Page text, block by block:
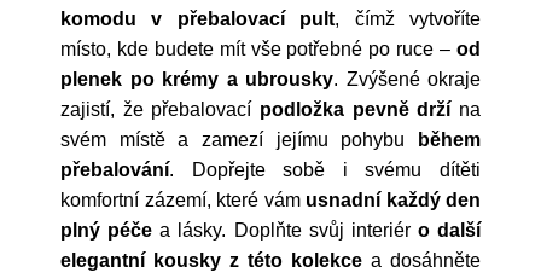
komodu v přebalovací pult, čímž vytvoříte
místo, kde budete mít vše potřebné po ruce – od
plenek po krémy a ubrousky. Zvýšené okraje
zajistí, že přebalovací podložka pevně drží na
svém místě a zamezí jejímu pohybu
během
přebalování. Dopřejte sobě i svému dítěti
komfortní zázemí, které vám usnadní každý den
plný péče a lásky. Doplňte svůj interiér o další
elegantní kousky z této kolekce a dosáhněte